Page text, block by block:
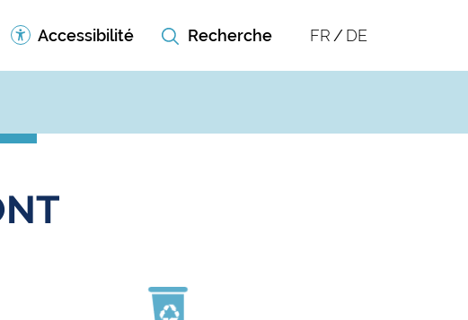
Accessibilité FR DE